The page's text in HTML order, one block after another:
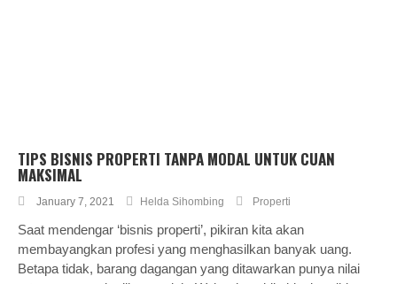
TIPS BISNIS PROPERTI TANPA MODAL UNTUK CUAN
MAKSIMAL
January 7, 2021 Helda Sihombing Properti
Saat mendengar ‘bisnis properti’, pikiran kita akan
membayangkan profesi yang menghasilkan banyak uang.
Betapa tidak, barang dagangan yang ditawarkan punya nilai